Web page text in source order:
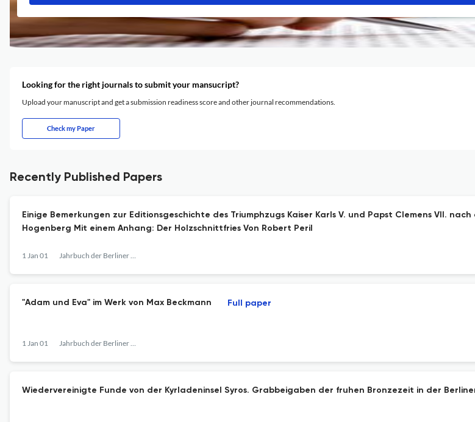
Looking for the right journals to submit your mansucript?
Upload your manuscript and get a submission readiness score and other journal recommendations.
Check my Paper
Recently Published Papers
Einige Bemerkungen zur Editionsgeschichte des Triumphzugs Kaiser Karls V. und Papst Clemens VII.
Hogenberg Mit einem Anhang: Der Holzschnittfries Von Robert Peril
1 Jan 01 Jahrbuch der Berliner Museen
"Adam und Eva" im Werk von Max Beckmann
1 Jan 01 Jahrbuch der Berliner Museen
Full paper
Wiedervereinigte Funde von der Kyrladeninsel Syros. Grabbeigaben der fruhen Bronzezeit in der